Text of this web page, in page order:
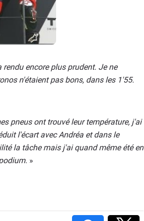
encore plus prudent. Je ne
n'étaient pas bons, dans les 1'55.
pneus ont trouvé leur température, j'ai
l'écart avec Andréa et dans le
la tâche mais j'ai quand même été en
. »